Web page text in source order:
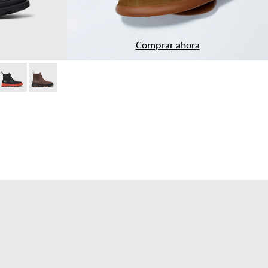
005de nobuk negros para hombre.
005
- K300534-004
Brutus+ - K300534-003
Brutus+ - K300534-002
Comprar ahora